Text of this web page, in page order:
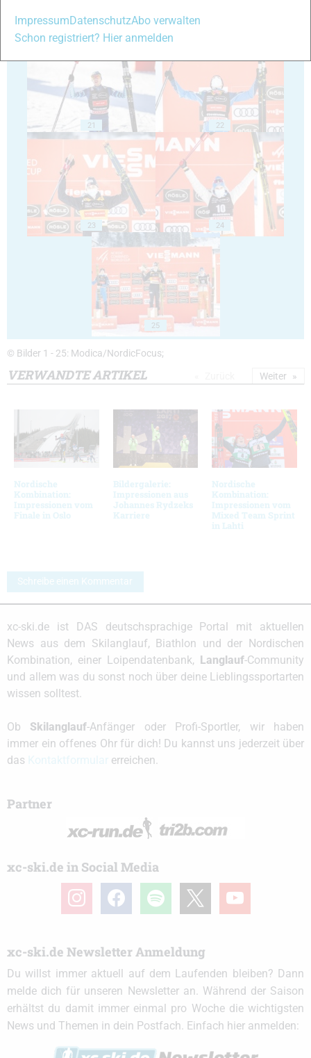
19
21 22
23 24
25
© Bilder 1 - 25: Modica/NordicFocus;
VERWANDTE ARTIKEL
Nordische
Kombination:
Impressionen vom
Finale in Oslo
Bildergalerie:
Impressionen aus
Johannes Rydzeks
Karriere
Nordische
Kombination:
Impressionen vom
Mixed Team Sprint
in Lahti
Weiter
Schreibe einen Kommentar
xc-ski.de ist DAS deutschsprachige Portal mit aktuellen
News aus dem Skilanglauf, Biathlon und der Nordischen
Kombination, einer Loipendatenbank,
Langlauf-Community
und allem was du sonst noch über deine Lieblingssportarten
wissen solltest.
Ob Skilanglauf-Anfänger oder Profi-Sportler, wir haben
immer ein offenes Ohr für dich! Du kannst uns jederzeit über
das
erreichen.
Partner
xc-ski.de in Social Media
instagramfacebook spotify youtube
xc-ski.de Newsletter Anmeldung
Du willst immer aktuell auf dem Laufenden bleiben? Dann
melde dich für unseren Newsletter an. Während der Saison
erhältst du damit immer einmal pro Woche die wichtigsten
News und Themen in dein Postfach. Einfach hier anmelden:
Impressum DatenschutzAbo verwalten
Schon registriert? Hier anmelden